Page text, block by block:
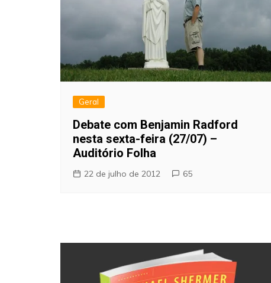
Geral
Debate com Benjamin Radford
nesta sexta-feira (27/07) –
Auditório Folha
22 de julho de 2012 65